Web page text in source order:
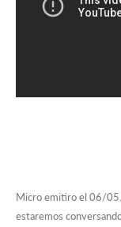
Micro emitiro el 06/05.
estaremos